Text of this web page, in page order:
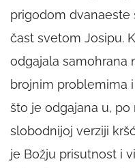
prigodom dvanaeste
čast svetom Josipu.
odgajala samohrana
brojnim problemima
što je odgajana u, po
slobodnijoj verziji
je Božju prisutnost i